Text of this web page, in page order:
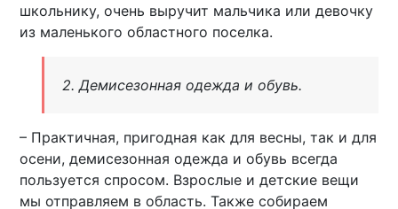
школьнику, очень выручит мальчика или девочку
из маленького областного поселка.
2. Демисезонная одежда и обувь.
– Практичная, пригодная как для весны, так и для
осени, демисезонная одежда и обувь всегда
пользуется спросом. Взрослые и детские вещи
мы отправляем в область. Также собираем